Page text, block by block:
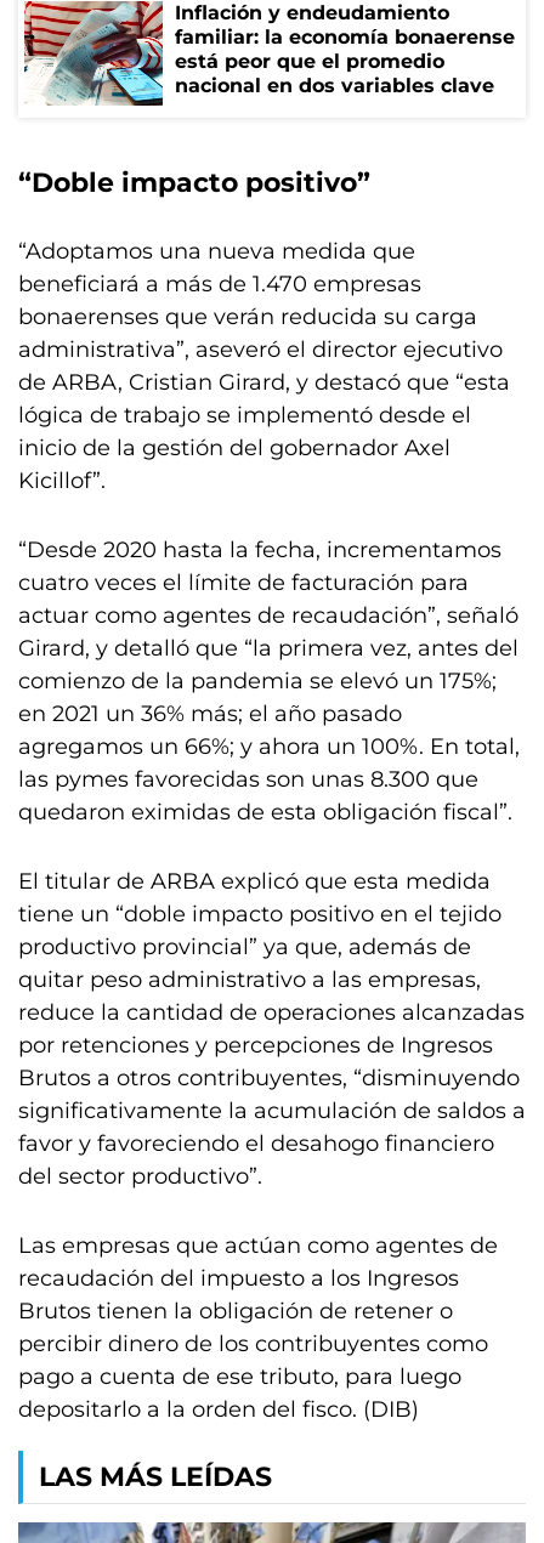
Inflación y endeudamiento
familiar: la economía bonaerense
está peor que el promedio
nacional en dos variables clave
“Doble impacto positivo”
“Adoptamos una nueva medida que
beneficiará a más de 1.470 empresas
bonaerenses que verán reducida su carga
administrativa”, aseveró el director ejecutivo
de ARBA, Cristian Girard, y destacó que “esta
lógica de trabajo se implementó desde el
inicio de la gestión del gobernador Axel
Kicillof”.
“Desde 2020 hasta la fecha, incrementamos
cuatro veces el límite de facturación para
actuar como agentes de recaudación”, señaló
Girard, y detalló que “la primera vez, antes del
comienzo de la pandemia se elevó un 175%;
en 2021 un 36% más; el año pasado
agregamos un 66%; y ahora un 100%. En total,
las pymes favorecidas son unas 8.300 que
quedaron eximidas de esta obligación fiscal”.
El titular de ARBA explicó que esta medida
tiene un “doble impacto positivo en el tejido
productivo provincial” ya que, además de
quitar peso administrativo a las empresas,
reduce la cantidad de operaciones alcanzadas
por retenciones y percepciones de Ingresos
Brutos a otros contribuyentes, “disminuyendo
significativamente la acumulación de saldos a
favor y favoreciendo el desahogo financiero
del sector productivo”.
Las empresas que actúan como agentes de
recaudación del impuesto a los Ingresos
Brutos tienen la obligación de retener o
percibir dinero de los contribuyentes como
pago a cuenta de ese tributo, para luego
depositarlo a la orden del fisco. (DIB)
LAS MÁS LEÍDAS